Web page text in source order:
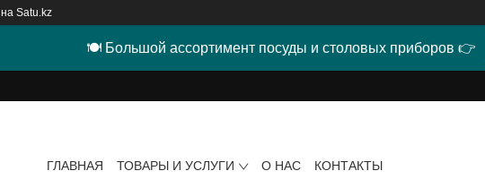
на Satu.kz
🍽 Большой ассортимент посуды и столовых приборов 👉
ГЛАВНАЯ ТОВАРЫ И УСЛУГИ О НАС КОНТАКТЫ